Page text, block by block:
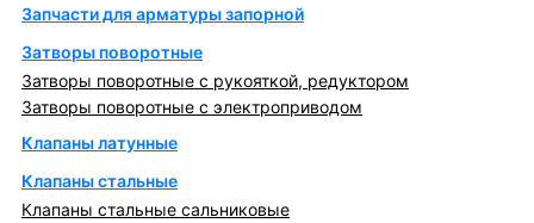
Запчасти для арматуры запорной
Затворы поворотные
Затворы поворотные с рукояткой, редуктором
Затворы поворотные с электроприводом
Клапаны латунные
Клапаны стальные
Клапаны стальные сальниковые